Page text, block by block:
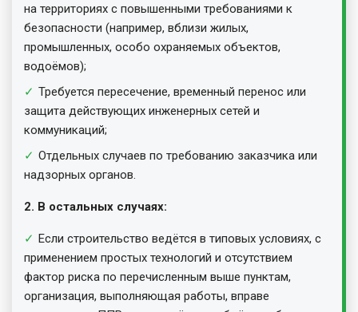
на территориях с повышенными требованиями к
безопасности (например, вблизи жилых,
промышленных, особо охраняемых объектов,
водоёмов);
Требуется пересечение, временный перенос или
защита действующих инженерных сетей и
коммуникаций;
Отдельных случаев по требованию заказчика или
надзорных органов.
2. В остальных случаях:
Если строительство ведётся в типовых условиях, с
применением простых технологий и отсутствием
фактор риска по перечисленным выше пунктам,
организация, выполняющая работы, вправе